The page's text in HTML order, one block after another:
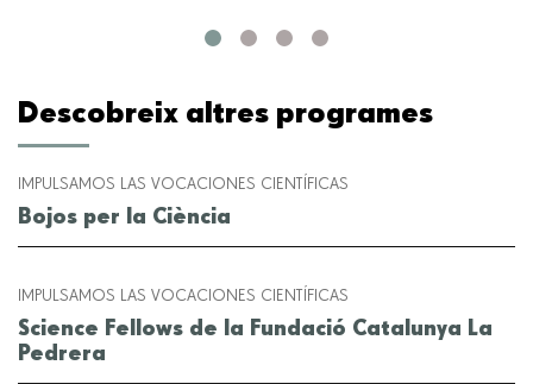
Descobreix altres programes
IMPULSAMOS LAS VOCACIONES CIENTÍFICAS
Bojos per la Ciència
IMPULSAMOS LAS VOCACIONES CIENTÍFICAS
Science Fellows de la Fundació Catalunya La
Pedrera